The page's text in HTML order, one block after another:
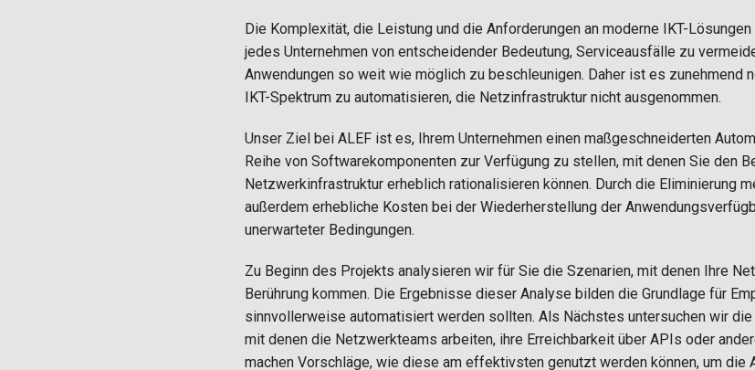
Die Komplexität, die Leistung und die Anforderungen an moderne IKT-
jedes Unternehmen von entscheidender Bedeutung, Serviceausfälle zu
Anwendungen so weit wie möglich zu beschleunigen. Daher ist es zunehmend
IKT-Spektrum zu automatisieren, die Netzinfrastruktur nicht ausgenommen.
Unser Ziel bei ALEF ist es, Ihrem Unternehmen einen maßgeschneiderten
Reihe von Softwarekomponenten zur Verfügung zu stellen, mit denen Sie den
Netzwerkinfrastruktur erheblich rationalisieren können. Durch die Eliminierung
außerdem erhebliche Kosten bei der Wiederherstellung der
unerwarteter Bedingungen.
Zu Beginn des Projekts analysieren wir für Sie die Szenarien, mit denen Ihre
Berührung kommen. Die Ergebnisse dieser Analyse bilden die Grundlage für
sinnvollerweise automatisiert werden sollten. Als Nächstes untersuchen wir
mit denen die Netzwerkteams arbeiten, ihre Erreichbarkeit über APIs oder
machen Vorschläge, wie diese am effektivsten genutzt werden können, um die